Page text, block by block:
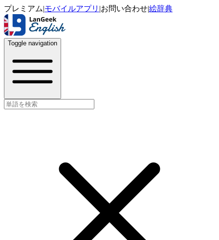
プレミアム|モバイルアプリ |お問い合わせ|絵辞典
Toggle navigation